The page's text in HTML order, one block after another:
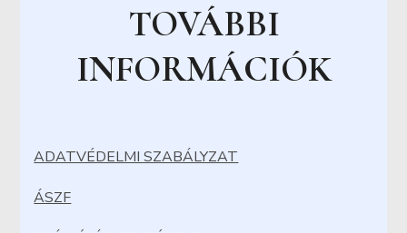
TOVÁBBI
INFORMÁCIÓK
ADATVÉDELMI SZABÁLYZAT
ÁSZF